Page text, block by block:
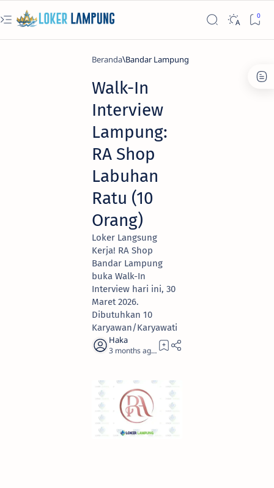
Beranda Bandar Lampung
Walk-In
Interview
Lampung:
RA Shop
Labuhan
Ratu (10
Orang)
Loker Langsung
Kerja! RA Shop
Bandar Lampung
buka Walk-In
Interview hari ini, 30
Maret 2026.
Dibutuhkan 10
Karyawan/Karyawati
3 months ago 3